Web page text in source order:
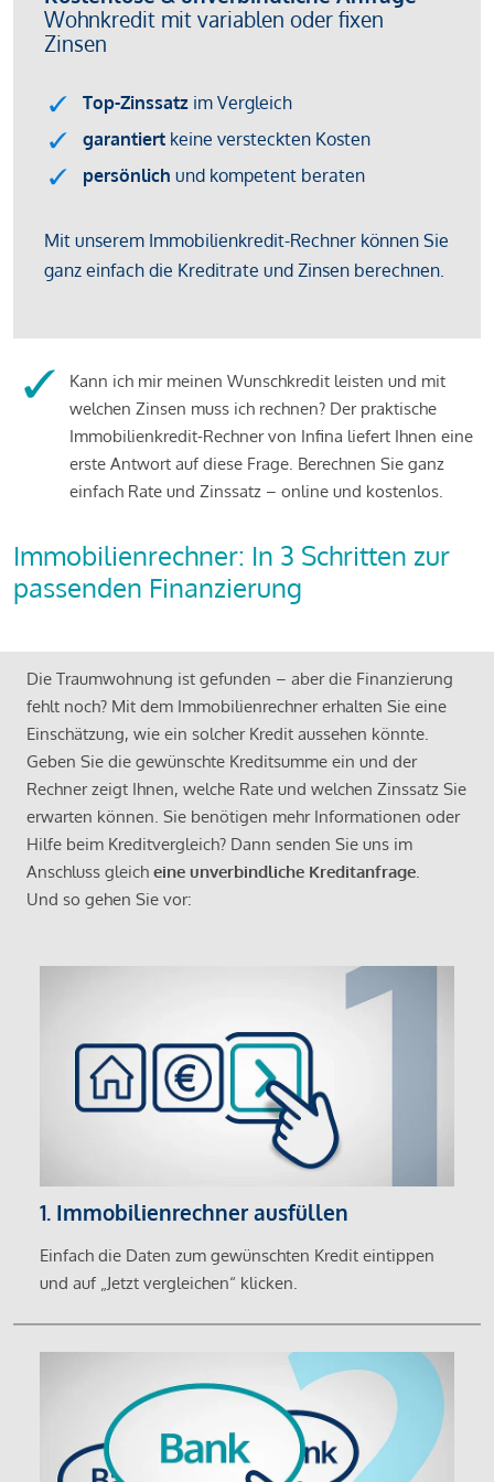
Kann ich mir meinen Wunschkredit leisten und mit
welchen Zinsen muss ich rechnen? Der praktische
Immobilienkredit-Rechner von Infina liefert Ihnen eine
erste Antwort auf diese Frage. Berechnen Sie ganz
einfach Rate und Zinssatz – online und kostenlos.
Immobilienrechner: In 3 Schritten zur
passenden Finanzierung
Die Traumwohnung ist gefunden – aber die Finanzierung
fehlt noch? Mit dem Immobilienrechner erhalten Sie eine
Einschätzung, wie ein solcher Kredit aussehen könnte.
Geben Sie die gewünschte Kreditsumme ein und der
Rechner zeigt Ihnen, welche Rate und welchen Zinssatz Sie
erwarten können. Sie benötigen mehr Informationen oder
Hilfe beim Kreditvergleich? Dann senden Sie uns im
Anschluss gleich eine unverbindliche Kreditanfrage.
Und so gehen Sie vor:
1. Immobilienrechner ausfüllen
Einfach die Daten zum gewünschten Kredit eintippen
und auf „Jetzt vergleichen“ klicken.